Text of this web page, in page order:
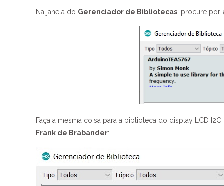
Na janela do Gerenciador de Bibliotecas , procure por
Faça a mesma coisa para a biblioteca do display LCD
Frank de Brabander: